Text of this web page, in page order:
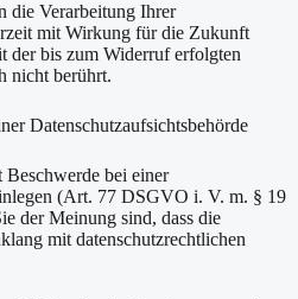
die Verarbeitung Ihrer
mit Wirkung für die Zukunft
der bis zum Widerruf erfolgten
nicht berührt.
Datenschutzaufsichtsbehörde
bei einer
(Art. 77 DSGVO i. V. m. § 19
der Meinung sind, dass die
mit datenschutzrechtlichen